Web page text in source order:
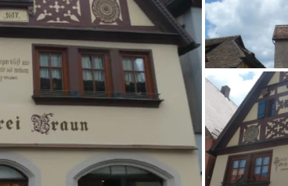
Bild melden
von Heidelore